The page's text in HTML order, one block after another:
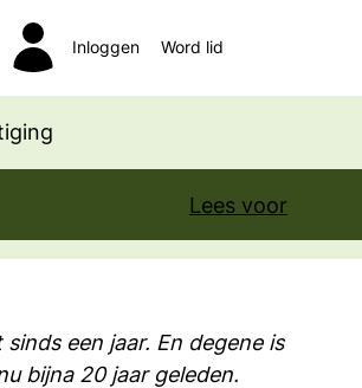
Inloggen Word lid
Lees voor
een jaar. En degene is
bijna 20 jaar geleden.